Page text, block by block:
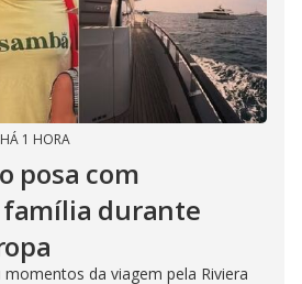
HÁ 1 HORA
posa com
durante
da viagem pela Riviera